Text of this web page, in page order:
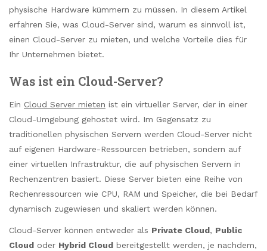
physische Hardware kümmern zu müssen. In diesem Artikel
erfahren Sie, was Cloud-Server sind, warum es sinnvoll ist,
einen Cloud-Server zu mieten, und welche Vorteile dies für
Ihr Unternehmen bietet.
Was ist ein Cloud-Server?
Ein Cloud Server mieten ist ein virtueller Server, der in einer
Cloud-Umgebung gehostet wird. Im Gegensatz zu
traditionellen physischen Servern werden Cloud-Server nicht
auf eigenen Hardware-Ressourcen betrieben, sondern auf
einer virtuellen Infrastruktur, die auf physischen Servern in
Rechenzentren basiert. Diese Server bieten eine Reihe von
Rechenressourcen wie CPU, RAM und Speicher, die bei Bedarf
dynamisch zugewiesen und skaliert werden können.
Cloud-Server können entweder als Private Cloud, Public
Cloud oder Hybrid Cloud bereitgestellt werden, je nachdem,